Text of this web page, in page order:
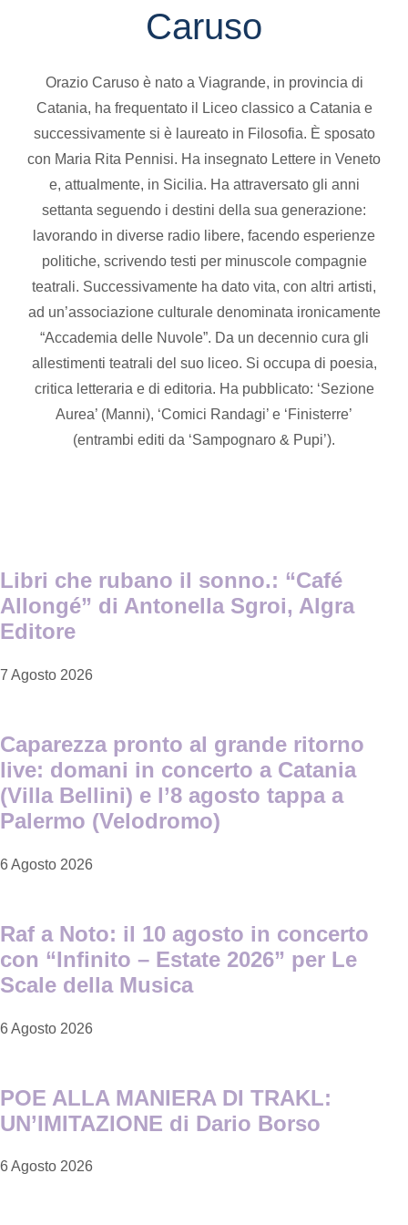
Caruso
Orazio Caruso è nato a Viagrande, in provincia di
Catania, ha frequentato il Liceo classico a Catania e
successivamente si è laureato in Filosofia. È sposato
con Maria Rita Pennisi. Ha insegnato Lettere in Veneto
e, attualmente, in Sicilia. Ha attraversato gli anni
settanta seguendo i destini della sua generazione:
lavorando in diverse radio libere, facendo esperienze
politiche, scrivendo testi per minuscole compagnie
teatrali. Successivamente ha dato vita, con altri artisti,
ad un’associazione culturale denominata ironicamente
“Accademia delle Nuvole”. Da un decennio cura gli
allestimenti teatrali del suo liceo. Si occupa di poesia,
critica letteraria e di editoria. Ha pubblicato: ‘Sezione
Aurea’ (Manni), ‘Comici Randagi’ e ‘Finisterre’
(entrambi editi da ‘Sampognaro & Pupi’).
Libri che rubano il sonno.: “Café
Allongé” di Antonella Sgroi, Algra
Editore
7 Agosto 2026
Caparezza pronto al grande ritorno
live: domani in concerto a Catania
(Villa Bellini) e l’8 agosto tappa a
Palermo (Velodromo)
6 Agosto 2026
Raf a Noto: il 10 agosto in concerto
con “Infinito – Estate 2026” per Le
Scale della Musica
6 Agosto 2026
POE ALLA MANIERA DI TRAKL:
UN’IMITAZIONE di Dario Borso
6 Agosto 2026